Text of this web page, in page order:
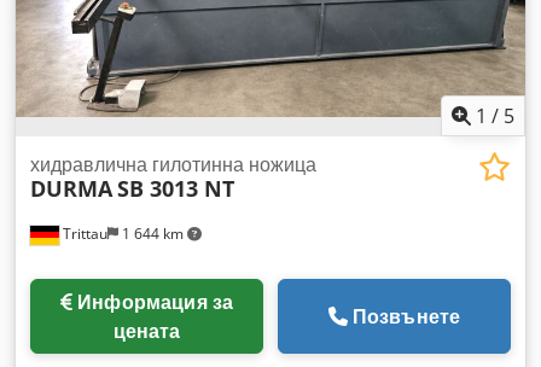
1 / 5
Trittau 1 644 km
хидравлична гилотинна ножица
DURMASB 3013 NT
Информация за
цената
Позвънете